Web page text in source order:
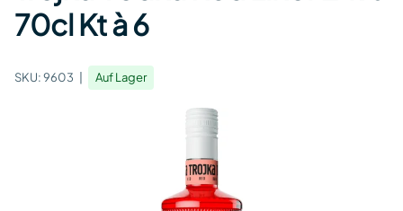
70cl Kt à 6
SKU:9603 Auf Lager